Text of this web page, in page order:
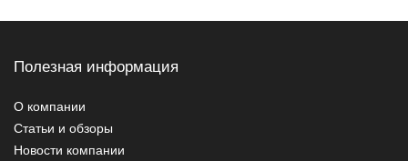
Полезная информация
О компании
Статьи и обзоры
Новости компании